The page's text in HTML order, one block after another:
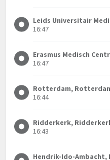
Leids Universitair
16:47
Erasmus Medisch
16:47
Rotterdam,
16:44
Ridderkerk,
16:43
Hendrik-Ido-Ambacht,